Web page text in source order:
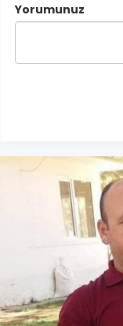
Yorumunuz